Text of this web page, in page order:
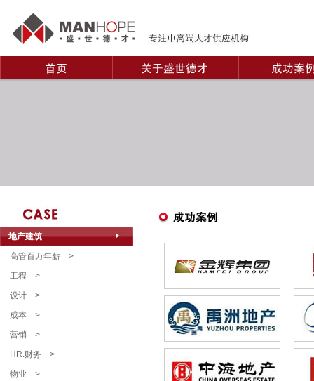
地产建筑
高管百万年薪 >
工程 >
设计 >
成本 >
营销 >
HR.财务 >
物业 >